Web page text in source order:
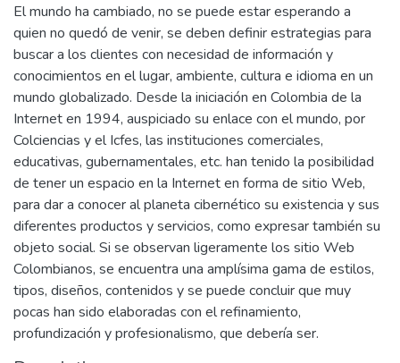
El mundo ha cambiado, no se puede estar esperando a
quien no quedó de venir, se deben definir estrategias para
buscar a los clientes con necesidad de información y
conocimientos en el lugar, ambiente, cultura e idioma en un
mundo globalizado. Desde la iniciación en Colombia de la
Internet en 1994, auspiciado su enlace con el mundo, por
Colciencias y el Icfes, las instituciones comerciales,
educativas, gubernamentales, etc. han tenido la posibilidad
de tener un espacio en la Internet en forma de sitio Web,
para dar a conocer al planeta cibernético su existencia y sus
diferentes productos y servicios, como expresar también su
objeto social. Si se observan ligeramente los sitio Web
Colombianos, se encuentra una amplísima gama de estilos,
tipos, diseños, contenidos y se puede concluir que muy
pocas han sido elaboradas con el refinamiento,
profundización y profesionalismo, que debería ser.